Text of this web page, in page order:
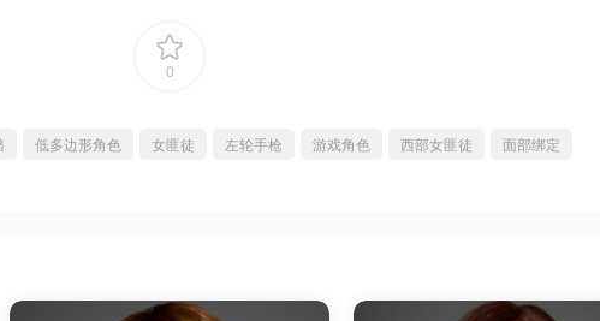
0
低多边形角色 女匪徒 左轮手枪 游戏角色 西部女匪徒 面部绑定